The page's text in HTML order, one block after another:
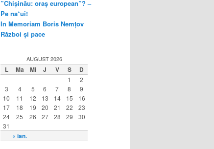
”Chișinău: oraș european”? –
Pe na*ui!
In Memoriam Boris Nemțov
Război și pace
AUGUST 2026
L Ma Mi J V S D
« ian.
1
2
3
4 5 6 7 8
9
10
11 12 13 14 15
16
17
18 19 20 21 22
23
24
25 26 27 28 29
30
31